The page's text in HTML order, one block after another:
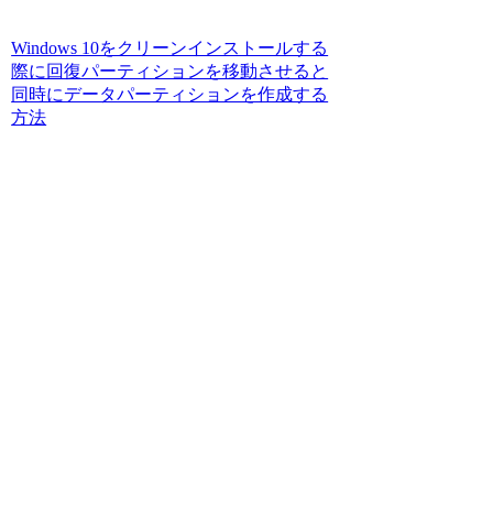
Windows 10をクリーンインストールする
際に回復パーティションを移動させると
同時にデータパーティションを作成する
方法